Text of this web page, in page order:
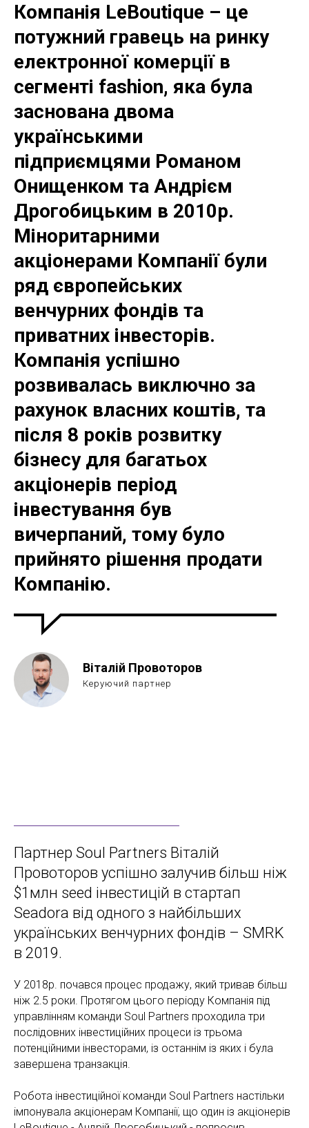
Компанія LeBoutique – це
потужний гравець на ринку
електронної комерції в
сегменті fashion, яка була
заснована двома
українськими
підприємцями Романом
Онищенком та Андрієм
Дрогобицьким в 2010р.
Міноритарними
акціонерами Компанії були
ряд європейських
венчурних фондів та
приватних інвесторів.
Компанія успішно
розвивалась виключно за
рахунок власних коштів, та
після 8 років розвитку
бізнесу для багатьох
акціонерів період
інвестування був
вичерпаний, тому було
прийнято рішення продати
Компанію.
Віталій Провоторов
Керуючий партнер
Партнер Soul Partners Віталій
Провоторов успішно залучив більш ніж
$1млн seed інвестицій в стартап
Seadora від одного з найбільших
українських венчурних фондів – SMRK
в 2019.
У 2018р. почався процес продажу, який тривав більш
ніж 2.5 роки. Протягом цього періоду Компанія під
управлінням команди Soul Partners проходила три
послідовних інвестиційних процеси із трьома
потенційними інвесторами, із останнім із яких і була
завершена транзакція.
Робота інвестиційної команди Soul Partners настільки
імпонувала акціонерам Компанії, що один із акціонерів